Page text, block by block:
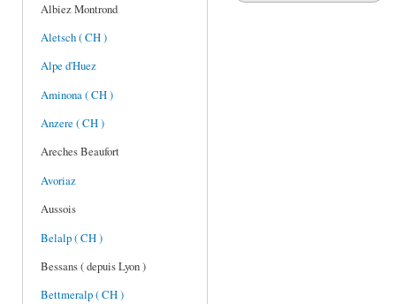
Albiez Montrond
Aletsch ( CH )
Alpe d'Huez
Aminona ( CH )
Anzere ( CH )
Areches Beaufort
Avoriaz
Aussois
Belalp ( CH )
Bessans ( depuis Lyon )
Bettmeralp ( CH )